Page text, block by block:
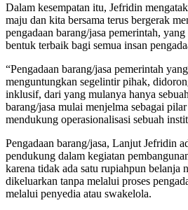
Dalam kesempatan itu, Jefridin
maju dan kita bersama terus bergerak
pengadaan barang/jasa pemerintah,
bentuk terbaik bagi semua insan
“Pengadaan barang/jasa pemerintah
menguntungkan segelintir pihak,
inklusif, dari yang mulanya hanya
barang/jasa mulai menjelma sebagai
mendukung operasionalisasi sebuah
Pengadaan barang/jasa, Lanjut Jefridin
pendukung dalam kegiatan
karena tidak ada satu rupiahpun belanja
dikeluarkan tanpa melalui proses
melalui penyedia atau swakelola.